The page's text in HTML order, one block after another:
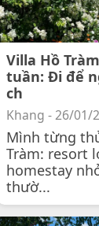
Villa Hồ
tuần: Đi để
ch
Khang - 26/01/
Mình từng
Tràm: resort
homestay
thườ...